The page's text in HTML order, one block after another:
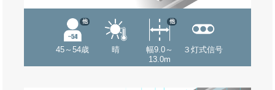
45～54歳
他
晴
幅9.0～
13.0m
他
３灯式信号